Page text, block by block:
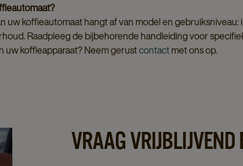
uw koffieautomaat hangt af van model en
Raadpleeg de bijbehorende handleiding voor
uw koffieapparaat? Neem gerustcontactmet ons op.
VRAAG VRIJBLIJVEND